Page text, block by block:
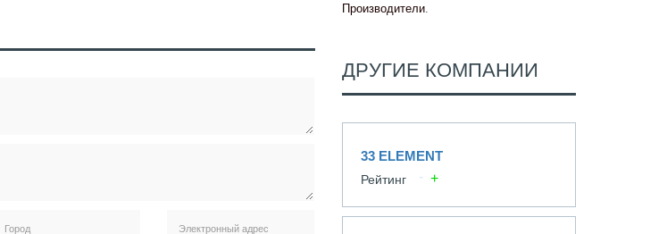
Производители.
ДРУГИЕ КОМПАНИИ
33 ELEMENT
Рейтинг